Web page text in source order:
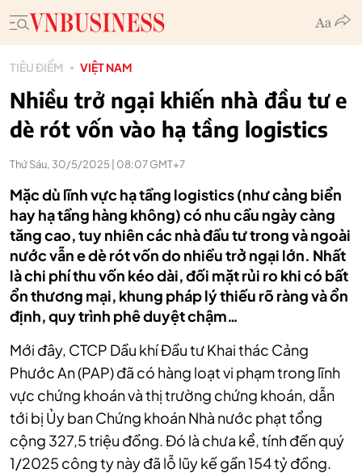
TIÊU ĐIỂM VIỆT NAM
Nhiều trở ngại khiến nhà đầu tư e
dè rót vốn vào hạ tầng logistics
Thứ Sáu, 30/5/2025 | 08:07 GMT+7
Mặc dù lĩnh vực hạ tầng logistics (như cảng biển
hay hạ tầng hàng không) có nhu cầu ngày càng
tăng cao, tuy nhiên các nhà đầu tư trong và ngoài
nước vẫn e dè rót vốn do nhiều trở ngại lớn. Nhất
là chi phí thu vốn kéo dài, đối mặt rủi ro khi có bất
ổn thương mại, khung pháp lý thiếu rõ ràng và ổn
định, quy trình phê duyệt chậm…
Mới đây, CTCP Dầu khí Đầu tư Khai thác Cảng
Phước An (PAP) đã có hàng loạt vi phạm trong lĩnh
vực chứng khoán và thị trường chứng khoán, dẫn
tới bị Ủy ban Chứng khoán Nhà nước phạt tổng
cộng 327,5 triệu đồng. Đó là chưa kể, tính đến quý
1/2025 công ty này đã lỗ lũy kế gần 154 tỷ đồng.